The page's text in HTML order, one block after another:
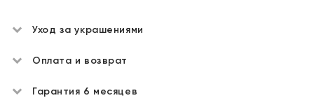
Уход за украшениями
Оплата и возврат
Гарантия 6 месяцев